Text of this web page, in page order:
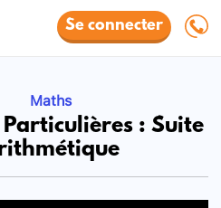
Se connecter
Maths
Particulières : Suite